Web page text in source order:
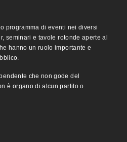
programma di eventi nei diversi
seminari e tavole rotonde aperte al
hanno un ruolo importante e
che non gode del
è organo di alcun partito o